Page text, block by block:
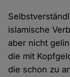
islamische
aber nicht
die mit
die schon zu